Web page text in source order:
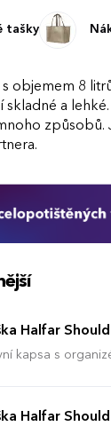
tašky
s objemem 8
skladné a
Halfar
kapsa s
Halfar